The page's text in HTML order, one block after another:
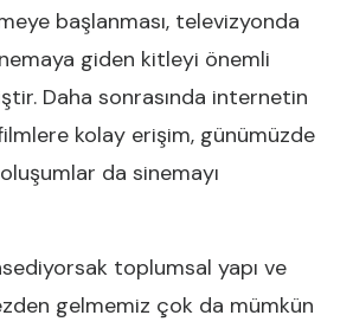
başlanması, televizyonda
giden kitleyi önemli
Daha sonrasında internetin
filmlere kolay erişim, günümüzde
da sinemayı
toplumsal yapı ve
gelmemiz çok da mümkün